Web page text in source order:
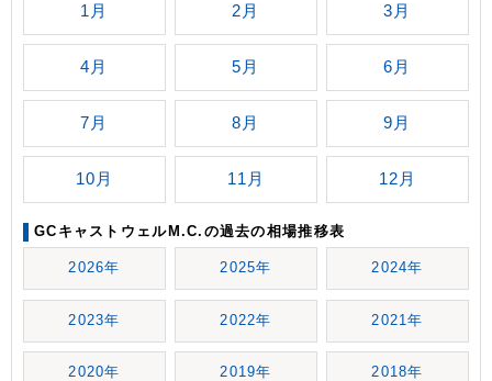
1月 2月 3月
4月 5月 6月
7月 8月 9月
10月 11月 12月
GCキャストウェルM.C.の過去の相場推移表
2026年 2025年 2024年
2023年 2022年 2021年
2020年 2019年 2018年